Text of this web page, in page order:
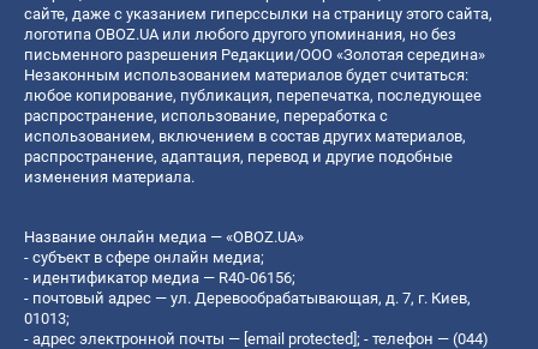
сайте, даже с указанием гиперссылки на страницу этого сайта,
логотипа OBOZ.UA или любого другого упоминания, но без
письменного разрешения Редакции/ООО «Золотая середина»
Незаконным использованием материалов будет считаться:
любое копирование, публикация, перепечатка, последующее
распространение, использование, переработка с
использованием, включением в состав других материалов,
распространение, адаптация, перевод и другие подобные
изменения материала.
Название онлайн медиа — «OBOZ.UA»
- субъект в сфере онлайн медиа;
- идентификатор медиа — R40-06156;
- почтовый адрес — ул. Деревообрабатывающая, д. 7, г. Киев,
01013;
- адрес электронной почты — [email protected] ; - телефон — (044)